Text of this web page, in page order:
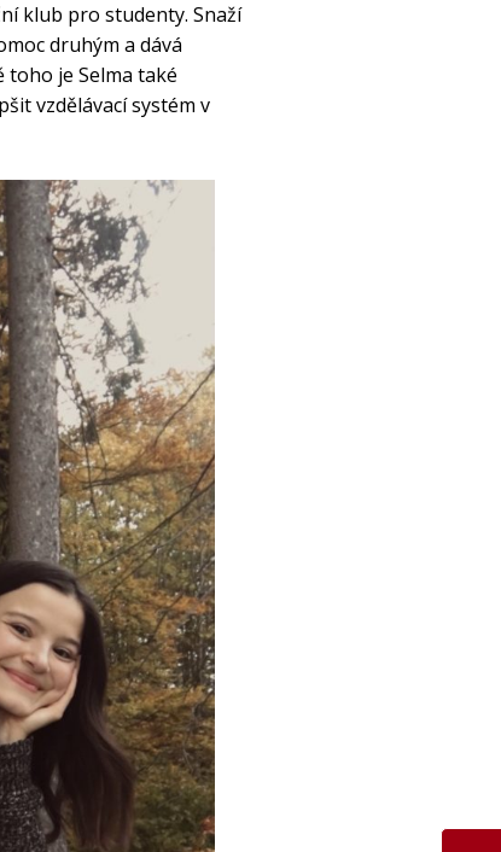
klub pro studenty. Snaží
druhým a dává
je Selma také
vzdělávací systém v